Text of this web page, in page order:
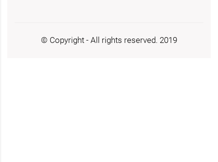
© Copyright - All rights reserved. 2019